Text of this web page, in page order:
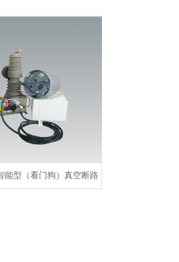
能型（看门狗）真空断路